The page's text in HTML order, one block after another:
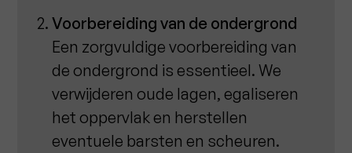
Voorbereiding van de ondergrond
Een zorgvuldige voorbereiding van
de ondergrond is essentieel. We
verwijderen oude lagen, egaliseren
het oppervlak en herstellen
eventuele barsten en scheuren.